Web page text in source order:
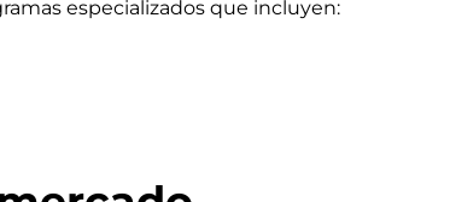
especializados que incluyen: